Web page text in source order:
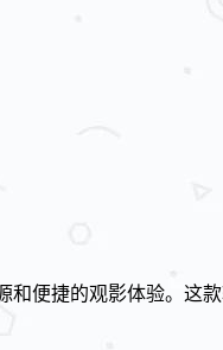
便捷的观影体验。这